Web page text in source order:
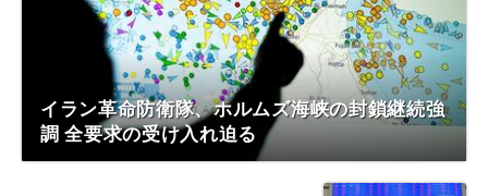
イラン革命防衛隊、ホルムズ海峡の封鎖継続強
調 全要求の受け入れ迫る